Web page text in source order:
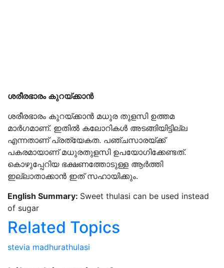
ശരീരഭാരം കുറയ്‌ക്കാന്‍ മധുര തുളസി ഉത്തമ
മാര്‍ഗമാണ്. ഇതില്‍ കലോറികള്‍ അടങ്ങിയിട്ടില്ല
എന്നതാണ് പ്രത്യേകത. പഞ്ചസാരയ്‌ക്ക്
പകരമായാണ് മധുരതുളസി ഉപയോഗിക്കേണ്ടത്.
കൊഴുപ്പേറിയ ഭക്ഷണത്തോടുള്ള ആര്‍ത്തി
ഇല്ലാതാക്കാന്‍ ഇത് സഹായിക്കും.
English Summary:Sweet thulasi can be used instead
of sugar
Related Topics
stevia madhurathulasi
Like this article?